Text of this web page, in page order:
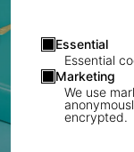
Essential
Essential
Marketing
We use
encrypted.